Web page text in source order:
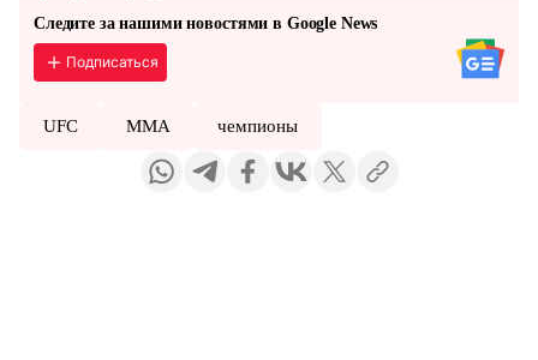
Следите за нашими новостями в Google News
Подписаться
UFC MMA чемпионы